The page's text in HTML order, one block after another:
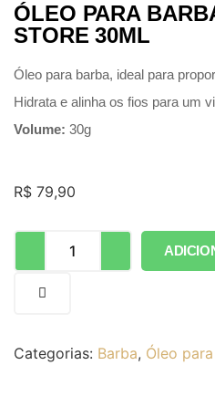
ÓLEO PARA
STORE 30ML
Óleo para barba, ideal para
Hidrata e alinha os fios para um
Volume: 30g
R$ 79,90
Categorias: Barba, Óleo